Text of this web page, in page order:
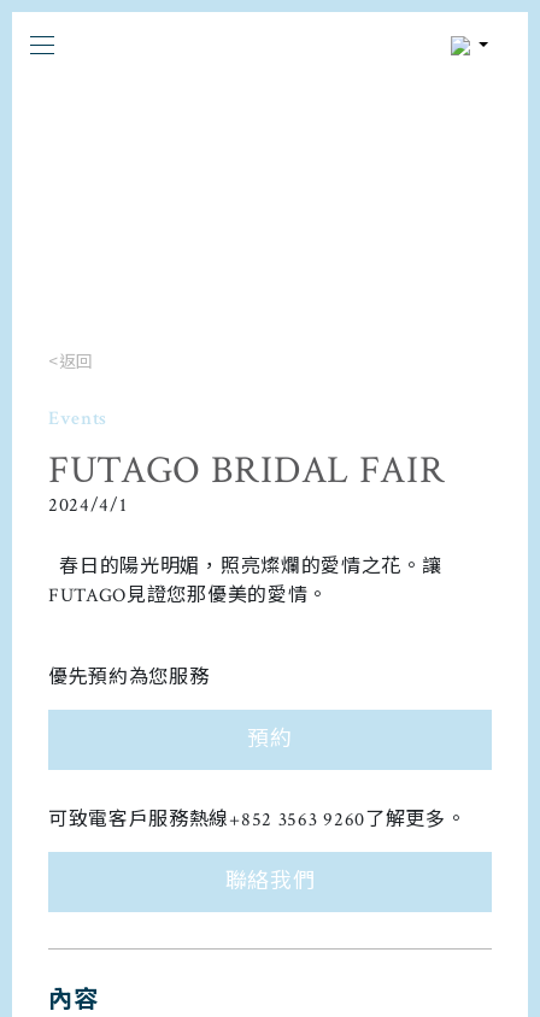
<返回
Events
FUTAGO BRIDAL FAIR
2024/4/1
春日的陽光明媚，照亮燦爛的愛情之花。讓
FUTAGO見證您那優美的愛情。
優先預約為您服務
預約
可致電客戶服務熱線+852 3563 9260了解更多。
聯絡我們
內容